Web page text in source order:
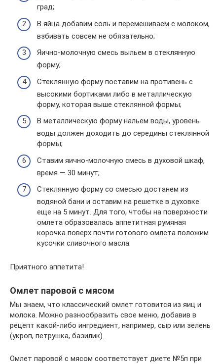
град;
В яйца добавим соль и перемешиваем с молоком,
взбивать совсем не обязательно;
Яично-молочную смесь выльем в стеклянную
форму;
Стеклянную форму поставим на противень с
высокими бортиками либо в металлическую
форму, которая выше стеклянной формы;
В металлическую форму нальем воды, уровень
воды должен доходить до середины стеклянной
формы;
Ставим яично-молочную смесь в духовой шкаф,
время — 30 минут;
Стеклянную форму со смесью достанем из
водяной бани и оставим на решетке в духовке
еще на 5 минут. Для того, чтобы на поверхности
омлета образовалась аппетитная румяная
корочка поверх почти готового омлета положим
кусочки сливочного масла.
Приятного аппетита!
Омлет паровой с мясом
Мы знаем, что классический омлет готовится из яиц и
молока. Можно разнообразить свое меню, добавив в
рецепт какой-либо ингредиент, например, сыр или зелень
(укроп, петрушка, базилик).
Омлет паровой с мясом соответствует диете №5п при